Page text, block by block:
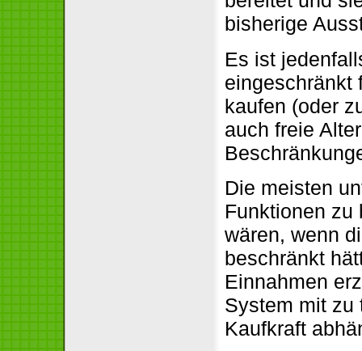
bisherige
Es ist
eingeschränkt
kaufen (oder
auch freie
Die meisten
Funktionen zu
wären, wenn
beschränkt
Einnahmen
System mit zu
Kaufkraft